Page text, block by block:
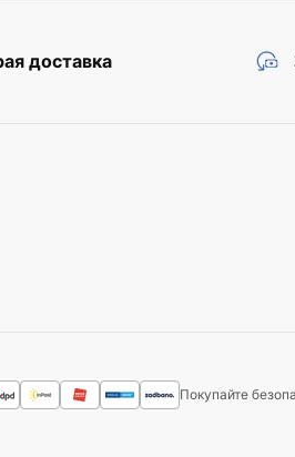
доставка
Покупайте